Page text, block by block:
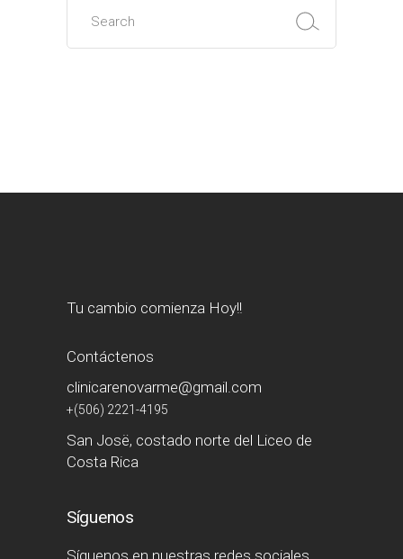
Tu cambio comienza Hoy!!
Contáctenos
clinicarenovarme@gmail.com
+(506) 2221-4195
San Josë, costado norte del Liceo de
Costa Rica
Síguenos
Síguenos en nuestras redes sociales